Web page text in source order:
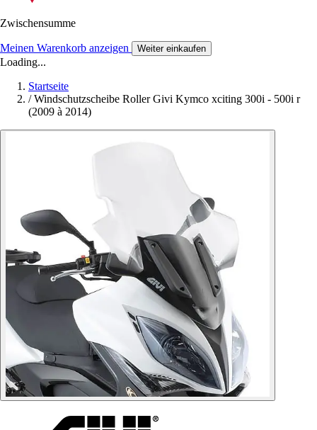
Zwischensumme
Meinen Warenkorb anzeigen Weiter einkaufen
Loading...
Startseite
/ Windschutzscheibe Roller Givi Kymco xciting 300i - 500i r
(2009 à 2014)